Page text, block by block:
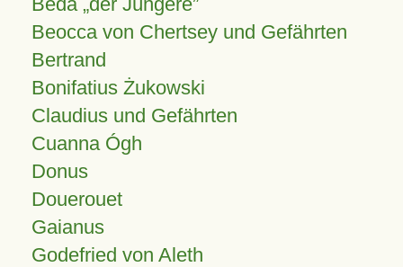
Beocca von Chertsey und Gefährten
Bertrand
Bonifatius Żukowski
Claudius und Gefährten
Cuanna Ógh
Donus
Douerouet
Gaianus
Godefried von Aleth